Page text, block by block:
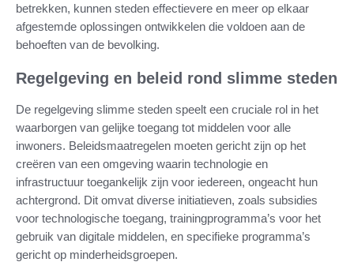
betrekken, kunnen steden effectievere en meer op elkaar
afgestemde oplossingen ontwikkelen die voldoen aan de
behoeften van de bevolking.
Regelgeving en beleid rond slimme steden
De regelgeving slimme steden speelt een cruciale rol in het
waarborgen van gelijke toegang tot middelen voor alle
inwoners. Beleidsmaatregelen moeten gericht zijn op het
creëren van een omgeving waarin technologie en
infrastructuur toegankelijk zijn voor iedereen, ongeacht hun
achtergrond. Dit omvat diverse initiatieven, zoals subsidies
voor technologische toegang, trainingprogramma’s voor het
gebruik van digitale middelen, en specifieke programma’s
gericht op minderheidsgroepen.